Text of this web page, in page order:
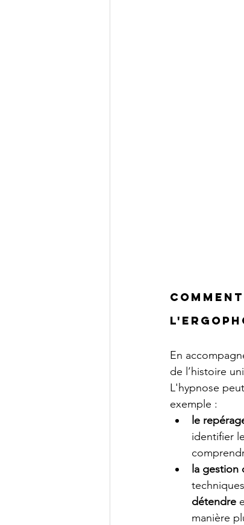
En
de l’histoire
L'hypnose
exemple :
le
identifier
la gestion
détendre
manière